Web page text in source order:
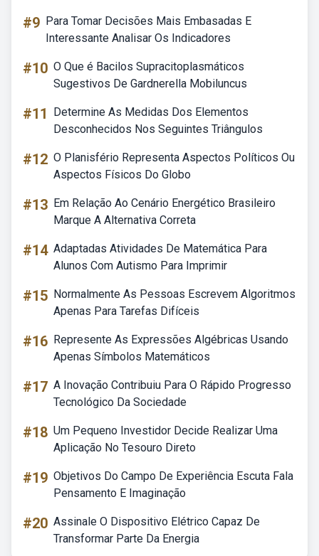
#9 Para Tomar Decisões Mais Embasadas E
Interessante Analisar Os Indicadores
#10 O Que é Bacilos Supracitoplasmáticos
Sugestivos De Gardnerella Mobiluncus
#11
Determine As Medidas Dos Elementos
Desconhecidos Nos Seguintes Triângulos
#12 O Planisfério Representa Aspectos Políticos Ou
Aspectos Físicos Do Globo
#13 Em Relação Ao Cenário Energético Brasileiro
Marque A Alternativa Correta
#14 Adaptadas Atividades De Matemática Para
Alunos Com Autismo Para Imprimir
#15 Normalmente As Pessoas Escrevem Algoritmos
Apenas Para Tarefas Difíceis
#16 Represente As Expressões Algébricas Usando
Apenas Símbolos Matemáticos
#17 A Inovação Contribuiu Para O Rápido Progresso
Tecnológico Da Sociedade
#18 Um Pequeno Investidor Decide Realizar Uma
Aplicação No Tesouro Direto
#19 Objetivos Do Campo De Experiência Escuta Fala
Pensamento E Imaginação
#20 Assinale O Dispositivo Elétrico Capaz De
Transformar Parte Da Energia